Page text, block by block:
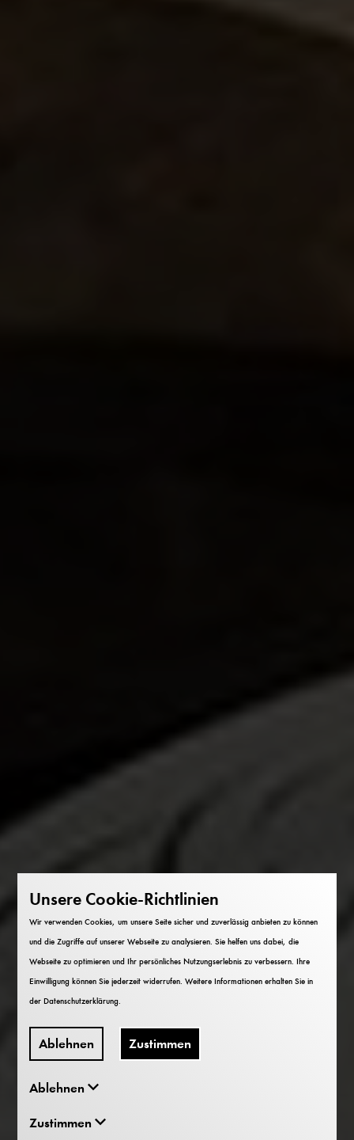
Unsere Cookie-Richtlinien
Wir verwenden Cookies, um unsere Seite sicher und zuverlässig anbieten zu können
und die Zugriffe auf unserer Webseite zu analysieren. Sie helfen uns dabei, die
Webseite zu optimieren und Ihr persönliches Nutzungserlebnis zu verbessern. Ihre
Einwilligung können Sie jederzeit widerrufen. Weitere Informationen erhalten Sie in
derDatenschutzerklärung
Ablehnen Zustimmen
Ablehnen
Zustimmen